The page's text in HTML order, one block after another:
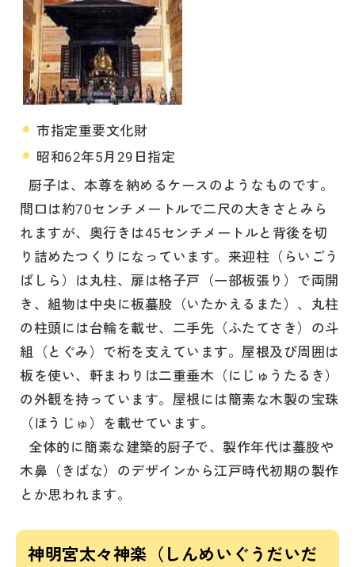
市指定重要文化財
昭和62年5月29日指定
厨子は、本尊を納めるケースのようなものです。
間口は約70センチメートルで二尺の大きさとみら
れますが、奥行きは45センチメートルと背後を切
り詰めたつくりになっています。来迎柱（らいごう
ばしら）は丸柱、扉は格子戸（一部板張り）で両開
き、組物は中央に板蟇股（いたかえるまた）、丸柱
の柱頭には台輪を載せ、二手先（ふたてさき）の斗
組（とぐみ）で桁を支えています。屋根及び周囲は
板を使い、軒まわりは二重垂木（にじゅうたるき）
の外観を持っています。屋根には簡素な木製の宝珠
（ほうじゅ）を載せています。
全体的に簡素な建築的厨子で、製作年代は蟇股や
木鼻（きばな）のデザインから江戸時代初期の製作
とか思われます。
神明宮太々神楽（しんめいぐうだいだ